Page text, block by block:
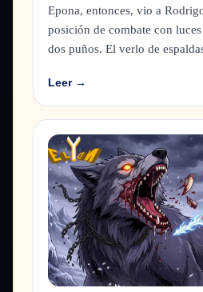
Epona, entonces, vio a
posición de combate con
dos puños. El verlo de
Leer →